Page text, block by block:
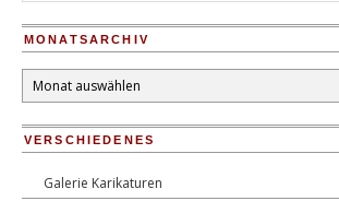
MONATSARCHIV
Monatsarchiv
VERSCHIEDENES
Galerie Karikaturen